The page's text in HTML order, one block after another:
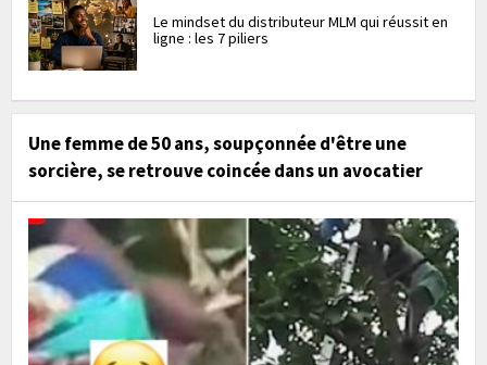
Le mindset du distributeur MLM qui réussit en
ligne : les 7 piliers
Une femme de 50 ans, soupçonnée d'être une
sorcière, se retrouve coincée dans un avocatier